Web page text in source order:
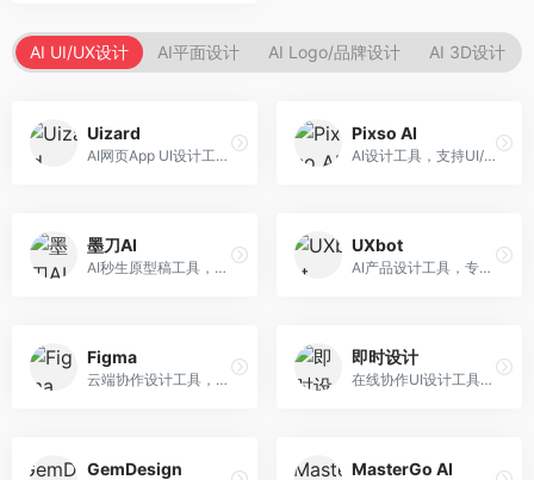
AI UI/UX设计 AI平面设计 AI Logo/品牌设计 AI 3D设计
Uizard
AI网页App UI设计工具，专注于快速界面生成。面向产品经理和设计师，提供线框图转UI、界面生成、设计优化等服务，设计速度快。
Pixso AI
AI设计工具，支持UI/UX设计全流程。面向设计师和产品团队，提供界面生成、设计优化、协作评审等服务，国产替代方案，团队协作便捷。
墨刀AI
AI秒生原型稿工具，专注于快速原型设计。面向产品经理和设计师，提供原型生成、交互设计、团队协作等服务，原型制作效率高。
UXbot
AI产品设计工具，专注于用户体验优化。面向UX设计师，提供用户研究、设计建议、可用性测试等服务，UX设计支持完善。
Figma
云端协作设计工具，整合AI设计辅助功能。面向UI/UX设计师和产品团队，提供界面设计、原型制作、团队协作等服务，协作功能强大，是UI设计领域的标杆产品。
即时设计
在线协作UI设计工具，整合AI设计功能。面向设计师和产品团队，提供界面设计、原型制作、设计资源库等服务，国产协作设计平台。
GemDesign MasterGo AI